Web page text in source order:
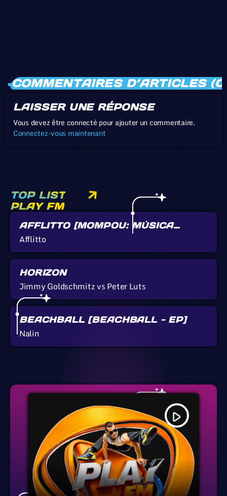
COMMENTAIRES D’ARTICLES
LAISSER UNE RÉPONSE
Vous devez être connecté pour ajouter un commentaire.
Connectez-vous maintenant
TOP LIST
PLAY FM
AFFLITTO [MOMPOU: MÚSICA
CALLADA]
Afflitto
HORIZON
Jimmy Goldschmitz vs Peter Luts
BEACHBALL [BEACHBALL - EP]
Nalin
play_arrow